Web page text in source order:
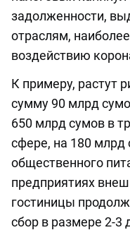
задолженности,
отраслям,
воздействию
К примеру, растут
сумму 90 млрд
650 млрд сумов в
сфере, на 180 млрд
общественного
предприятиях
гостиницы
сбор в размере 2-3